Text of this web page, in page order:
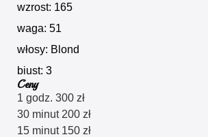
wzrost: 165
waga: 51
włosy: Blond
biust: 3
Ceny
1 godz. 300 zł
30 minut 200 zł
15 minut 150 zł